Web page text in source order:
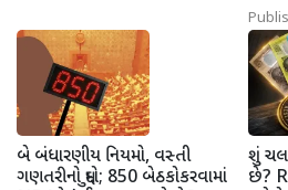
બે બંધારણીય નિયમો, વસ્તી
ગણતરીનો મુદ્દો; 850 બેઠકોકરવામાં
શું
છે?